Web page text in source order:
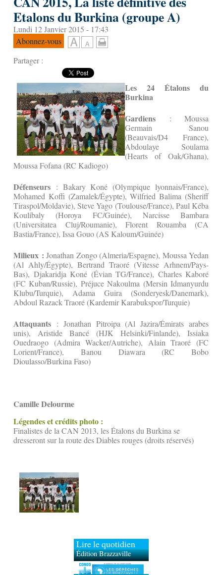
Etalons du Burkina (groupe A)
Lundi 12 Janvier 2015 - 17:43
Abonnez-vous
Partager :
Les 24 Étalons du
Burkina
Gardiens : Moussa
Germain Sanou
(Beauvais/D4 France),
Abdoulaye Soulama
(Hearts of Oak/Ghana),
Moussa Fofana (RC Kadiogo)
Défenseurs : Bakary Koné (Olympique lyonnais/France),
Mohamed Koffi (Zamalek/Égypte), Wilfried Balima (Sheriff
Tiraspol/Moldavie), Steve Yago (Toulouse/France), Paul Kéba
Koulibaly (Horoya FC/Guinée), Narcisse Bambara
(Universitatea Cluj/Roumanie), Florent Rouamba (CA
Bastia/France), Issa Gouo (AS Kaloum/Guinée)
Milieux : Jonathan Zongo (Almeria/Espagne), Moussa Yedan
(Al Ahly/Égypte), Bertrand Traoré (Vitesse Arhnem/Pays-
Bas), Djakaridja Koné (Évian TG/France), Charles Kaboré
(FC Kuban/Russie), Préjuce Nakoulma (Mersin Idmanyurdu
Klubu/Turquie), Adama Guira (Sonderyesk/Danemark),
Abdoul Razack Traoré (Kardemir Karabukspor/Turquie)
Attaquants : Jonathan Pitroipa (Al Jazira/Émirats arabes
unis), Aristide Bancé (HJK Helsinki/Finlande), Issiaka
Ouedraogo (Admira Wacker/Autriche), Alain Traoré (FC
Lorient/France), Banou Diawara (RC Bobo
Dioulasso/Burkina Faso)
Camille Delourme
Légendes et crédits photo :
Finalistes de la CAN 2013, les Étalons du Burkina se
dresseront sur la route des Diables rouges (droits réservés)
Lire le quotidien
Édition Brazzaville
Édition Kinshasa